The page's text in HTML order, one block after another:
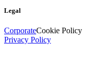
Legal
CorporateCookie Policy
Privacy Policy